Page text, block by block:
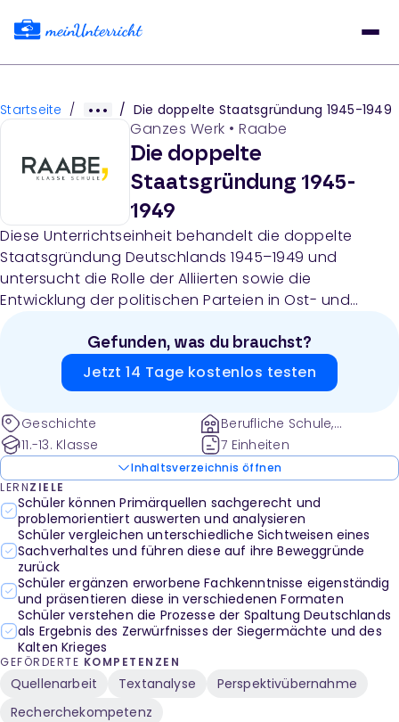
Startseite / / Die doppelte Staatsgründung 1945-1949
Ganzes Werk • Raabe
Die doppelte
Staatsgründung 1945-
1949
Diese Unterrichtseinheit behandelt die doppelte
Staatsgründung Deutschlands 1945–1949 und
untersucht die Rolle der Alliierten sowie die
Entwicklung der politischen Parteien in Ost- und
fachwissenschaftliche Hinweise, didaktisch-
methodische Erläuterungen, umfangreiche
Primärquellen (Texte, Karikaturen, Karten, Statistiken),
Schüler der Sekundarstufe II.
Gefunden, was du brauchst?
Jetzt 14 Tage kostenlos testen
Geschichte
11.-13. Klasse
Berufliche Schule,
Gesamtschule und weitere
7 Einheiten
Inhaltsverzeichnis öffnen
LERNZIELE
Schüler können Primärquellen sachgerecht und
problemorientiert auswerten und analysieren
Schüler vergleichen unterschiedliche Sichtweisen eines
Sachverhaltes und führen diese auf ihre Beweggründe
zurück
Schüler ergänzen erworbene Fachkenntnisse eigenständig
und präsentieren diese in verschiedenen Formaten
Schüler verstehen die Prozesse der Spaltung Deutschlands
als Ergebnis des Zerwürfnisses der Siegermächte und des
Kalten Krieges
GEFÖRDERTE KOMPETENZEN
Quellenarbeit Textanalyse
Perspektivübernahme
Recherchekompetenz